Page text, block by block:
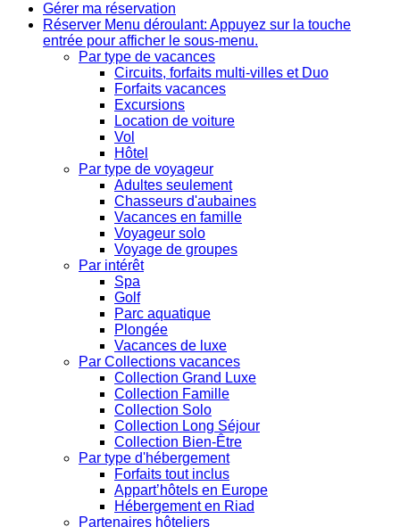
Gérer ma réservation
Réserver Menu déroulant: Appuyez sur la touche
entrée pour afficher le sous-menu.
Par type de vacances
Circuits, forfaits multi-villes et Duo
Forfaits vacances
Excursions
Location de voiture
Vol
Hôtel
Par type de voyageur
Adultes seulement
Chasseurs d'aubaines
Vacances en famille
Voyageur solo
Voyage de groupes
Par intérêt
Spa
Golf
Parc aquatique
Plongée
Vacances de luxe
Par Collections vacances
Collection Grand Luxe
Collection Famille
Collection Solo
Collection Long Séjour
Collection Bien-Être
Par type d'hébergement
Forfaits tout inclus
Appart’hôtels en Europe
Hébergement en Riad
Partenaires hôteliers